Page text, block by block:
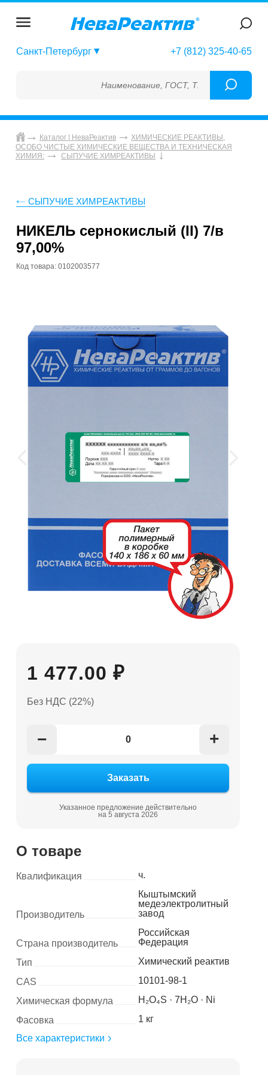
Санкт-Петербург +7 (812) 325-40-65
Наименование, ГОСТ, ТУ, ГСО, МСО, ОСО,
Каталог | НеваРеактив
ХИМИЧЕСКИЕ РЕАКТИВЫ,
ОСОБО ЧИСТЫЕ ХИМИЧЕСКИЕ ВЕЩЕСТВА И ТЕХНИЧЕСКАЯ
ХИМИЯ:
СЫПУЧИЕ ХИМРЕАКТИВЫ
СЫПУЧИЕ ХИМРЕАКТИВЫ
НИКЕЛЬ сернокислый (II) 7/в
97,00%
Код товара: 0102003577
1 477.00 ₽
Без НДС (22%)
− +
Указанное предложение действительно
на 5 августа 2026
О товаре
Квалификация ч.
Производитель
Кыштымский
медеэлектролитный
завод
Страна производитель
Российская
Федерация
Тип
Химический реактив
CAS
10101-98-1
Химическая формула
H₂O₄S · 7H₂O · Ni
Фасовка
1 кг
Все характеристики